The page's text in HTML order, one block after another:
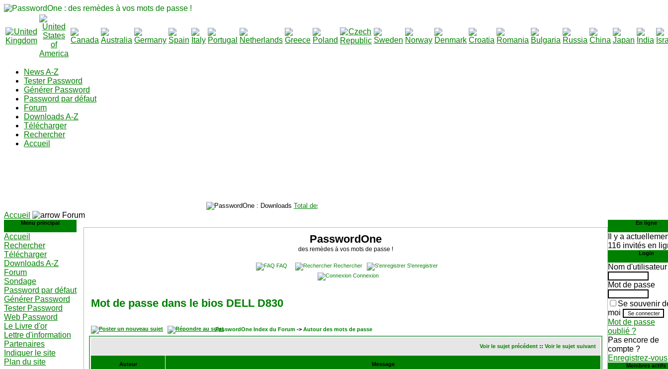
News A-Z
Tester Password
Générer Password
Password par défaut
Forum
Downloads A-Z
Télécharger
Rechercher
Accueil
Total des téléchargements
Accueil
Forum
Menu principal
Accueil
Rechercher
Télécharger
Downloads A-Z
Forum
Sondage
Password par défaut
Générer Password
Tester Password
Web Password
Le Livre d'or
Lettre d'information
Partenaires
Indiquer le site
Plan du site
PasswordOne
des remèdes à vos mots de passe !
FAQ Rechercher
S'enregistrer
Connexion
Mot de passe dans le bios DELL D830
PasswordOne Index du Forum -> Autour des mots de passe
Voir le sujet précédent :: Voir le sujet suivant
Auteur Message
En ligne
Il y a
116 invités en
Login
Nom d'utilisateur
Mot de passe
Se souvenir
moi
Mot de passe
oublié ?
Pas encore de
compte ?
Enregistrez-vous
Membres actifs